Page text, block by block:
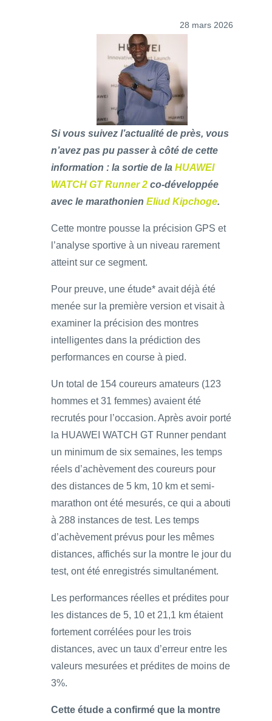
28 mars 2026
Si vous suivez l’actualité de près, vous
n’avez pas pu passer à côté de cette
information : la sortie de la HUAWEI
WATCH GT Runner 2 co-développée
avec le marathonien Eliud Kipchoge.
Cette montre pousse la précision GPS et
l’analyse sportive à un niveau rarement
atteint sur ce segment.
Pour preuve, une étude* avait déjà été
menée sur la première version et visait à
examiner la précision des montres
intelligentes dans la prédiction des
performances en course à pied.
Un total de 154 coureurs amateurs (123
hommes et 31 femmes) avaient été
recrutés pour l’occasion. Après avoir porté
la HUAWEI WATCH GT Runner pendant
un minimum de six semaines, les temps
réels d’achèvement des coureurs pour
des distances de 5 km, 10 km et semi-
marathon ont été mesurés, ce qui a abouti
à 288 instances de test. Les temps
d’achèvement prévus pour les mêmes
distances, affichés sur la montre le jour du
test, ont été enregistrés simultanément.
Les performances réelles et prédites pour
les distances de 5, 10 et 21,1 km étaient
fortement corrélées pour les trois
distances, avec un taux d’erreur entre les
valeurs mesurées et prédites de moins de
3%.
Cette étude a confirmé que la montre